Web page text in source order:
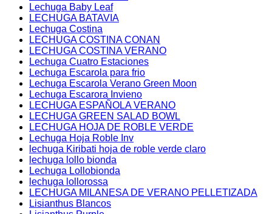
Lechuga Baby Leaf
LECHUGA BATAVIA
Lechuga Costina
LECHUGA COSTINA CONAN
LECHUGA COSTINA VERANO
Lechuga Cuatro Estaciones
Lechuga Escarola para frio
Lechuga Escarola Verano Green Moon
Lechuga Escarora Invieno
LECHUGA ESPAÑOLA VERANO
LECHUGA GREEN SALAD BOWL
LECHUGA HOJA DE ROBLE VERDE
Lechuga Hoja Roble Inv
lechuga Kiribati hoja de roble verde claro
lechuga lollo bionda
Lechuga Lollobionda
lechuga lollorossa
LECHUGA MILANESA DE VERANO PELLETIZADA
Lisianthus Blancos